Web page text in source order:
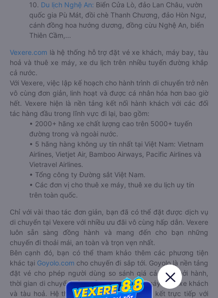
10. Du lịch Nghệ An: Biển Cửa Lò, đảo Lan Châu, vườn
quốc gia Pù Mát, đồi chè Thanh Chương, đảo Hòn Ngư,
cánh đồng hoa hướng dương, đồng cừu Nghệ An, biển
Thiên Cầm,...
Vexere.com là hệ thống hỗ trợ đặt vé xe khách, máy bay, tàu
hoả và thuê xe máy, xe du lịch trên nhiều tuyến đường khắp
cả nước.
Với Vexere, việc lập kế hoạch cho hành trình di chuyển trở nên
vô cùng đơn giản, linh hoạt và được cá nhân hóa hơn bao giờ
hết. Vexere hiện là nền tảng kết nối hành khách với các đối
tác hàng đầu trong lĩnh vực đi lại, bao gồm:
• 2000+ hãng xe chất lượng cao trên 5000+ tuyến
đường trong và ngoài nước.
• 5 hãng hàng không uy tín nhất tại Việt Nam: Vietnam
Airlines, Vietjet Air, Bamboo Airways, Pacific Airlines và
Vietravel Airlines.
• Tổng công ty Đường sắt Việt Nam.
• Các đơn vị cho thuê xe máy, thuê xe du lịch uy tín
trên toàn quốc.
Chỉ với vài thao tác đơn giản, bạn đã có thể đặt được dịch vụ
di chuyển tại Vexere với nhiều ưu đãi vô cùng hấp dẫn. Vexere
luôn sẵn sàng đồng hành và mang đến cho bạn những
chuyến đi thoải mái, an toàn và trọn vẹn nhất.
Bên cạnh đó, bạn có thể tham khảo thêm các phương tiện
khác tại Goyolo.com cho chuyến đi sắp tới. Goyolo là nền tảng
đặt vé cho phép người dùng so sánh giá cả, giờ khởi hành,
thời gian di chuyển của nhiều phương tiện máy bay, xe khách
và tàu hoả. Hệ thống của Goyolo được liên kết trực tiếp với